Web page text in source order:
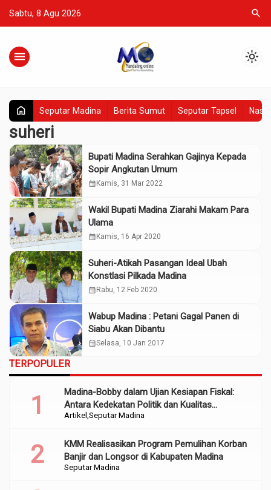
Sabtu, 8 Agu 2026 search
menu light_mode
home Seputar Madina Berita Sumut Seputar Tapsel
suheri
Bupati Madina Serahkan Gajinya Kepada
Sopir Angkutan Umum
calendar_month Kamis, 31 Mar 2022
Wakil Bupati Madina Ziarahi Makam Para
Ulama
calendar_month Kamis, 16 Apr 2020
Suheri-Atikah Pasangan Ideal Ubah
Konstlasi Pilkada Madina
calendar_month Rabu, 12 Feb 2020
Wabup Madina : Petani Gagal Panen di
Siabu Akan Dibantu
calendar_monthSelasa, 10 Jan 2017
TERPOPULER
Artikel Seputar Madina
Madina-Bobby dalam Ujian Kesiapan Fiskal:
Antara Kedekatan Politik dan Kualitas
Perencanaan
Seputar Madina
KMM Realisasikan Program Pemulihan Korban
Banjir dan Longsor di Kabupaten Madina